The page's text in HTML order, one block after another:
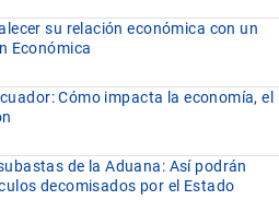
su relación económica con un
Económica
Cómo impacta la economía, el
de la Aduana: Así podrán
decomisados por el Estado